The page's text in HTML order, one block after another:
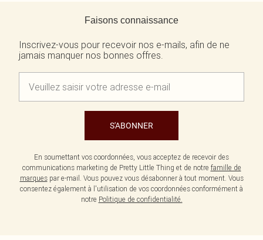
Faisons connaissance
Inscrivez-vous pour recevoir nos e-mails, afin de ne
jamais manquer nos bonnes offres.
S'ABONNER
En soumettant vos coordonnées, vous acceptez de recevoir des
communications marketing de Pretty Little Thing et de notre famille de
marquespar e-mail. Vous pouvez vous désabonner à tout moment. Vous
consentez également à l'utilisation de vos coordonnées conformément à
notre Politique de confidentialité.